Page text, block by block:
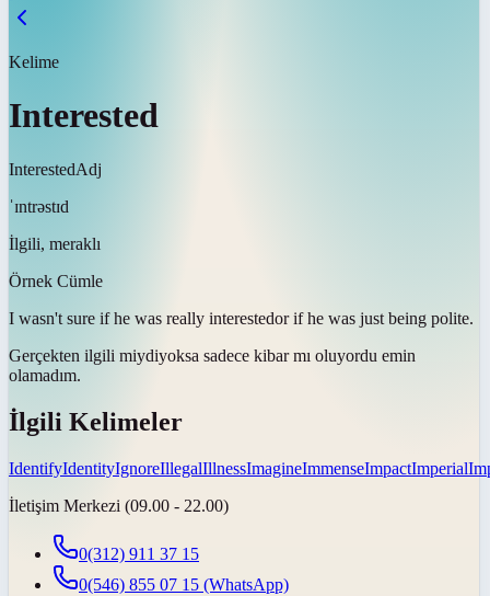
Kelime
Interested
InterestedAdj
ˈɪntrəstɪd
İlgili, meraklı
Örnek Cümle
I wasn't sure if he was really interestedor if he was just being polite.
Gerçekten ilgili miydiyoksa sadece kibar mı oluyordu emin
olamadım.
İlgili Kelimeler
IdentifyIdentityIgnoreIllegalIllnessImagineImmenseImpactImperial
İletişim Merkezi (09.00 - 22.00)
0(312) 911 37 15
0(546) 855 07 15 (WhatsApp)